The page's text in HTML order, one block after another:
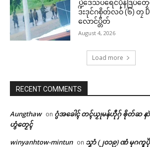
ပ္ဍဲဒေသပရေင်ပိုန်ဒြပ်
ဒးဒုင်ဂစိုတ်လဝ် (၆) တၠ
လောင်ပ္တိတ်
August 4, 2026
Load more
RECENT COMMENTS
Aungthaw on ဂွံအခေါၚ် တၚ်ယၟုမန်ဟီုဂှ် ၜိုတ်ဆ နာဲ
ဟွံတၟေၚ်
winyanhtow-mintun on သၞာံ (၂၀၁၉) ဏံ မုဂကူပိုဲ